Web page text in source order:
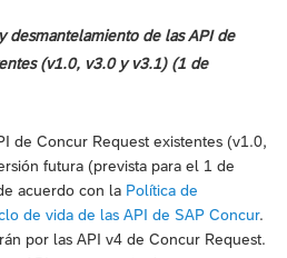
desmantelamiento de las API de
(v1.0, v3.0 y v3.1) (1 de
de Concur Request existentes (v1.0,
futura (prevista para el 1 de
acuerdo con la Política de
de vida de las API de SAP Concur.
por las API v4 de Concur Request.